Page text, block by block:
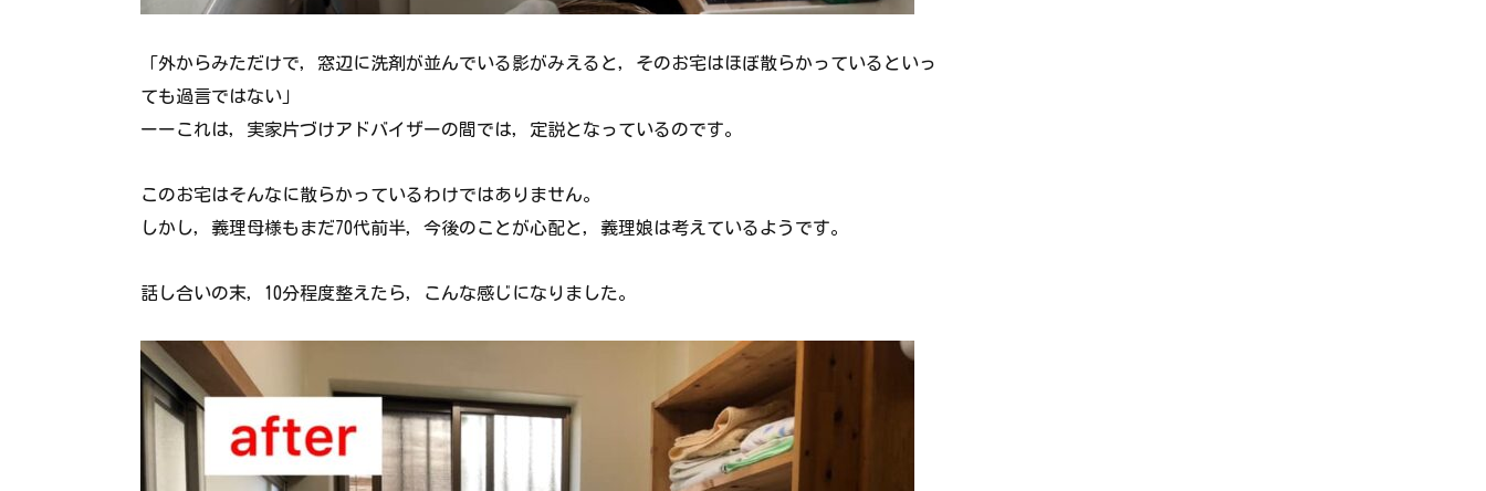
「外からみただけで，窓辺に洗剤が並んでいる影がみえると，そのお宅はほぼ散らかっているといっ
ても過言ではない」
ーーこれは，実家片づけアドバイザーの間では，定説となっているのです。
このお宅はそんなに散らかっているわけではありません。
しかし，義理母様もまだ70代前半，今後のことが心配と，義理娘は考えているようです。
話し合いの末，10分程度整えたら，こんな感じになりました。